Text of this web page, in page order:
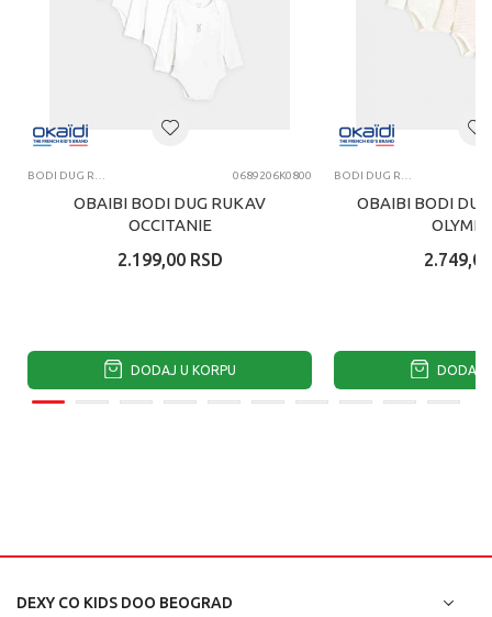
0689206K0800
OBAIBI BODI DUG RUKAV
OCCITANIE
2.199,00 RSD
DODAJ U KORPU
OBAIBI BODI
2.749,00
DODAJ
DEXY CO KIDS DOO BEOGRAD